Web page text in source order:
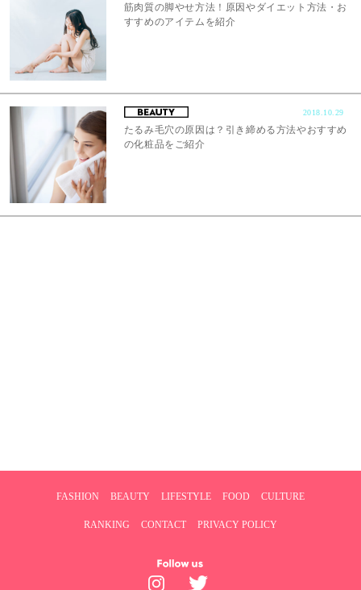
筋肉質の脚やせ方法！原因やダイエット方法・お
すすめのアイテムを紹介
2018.10.29
たるみ毛穴の原因は？引き締める方法やおすすめ
の化粧品をご紹介
FASHION BEAUTY LIFESTYLE FOOD CULTURE
RANKING CONTACT PRIVACY POLICY